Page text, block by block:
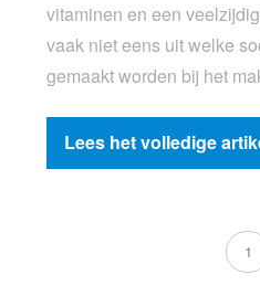
vitaminen en een
vaak niet eens uit welke
gemaakt worden bij het
Lees het volledige
1